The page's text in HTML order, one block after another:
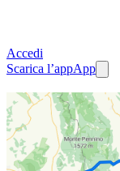
Accedi
Scarica l’appApp